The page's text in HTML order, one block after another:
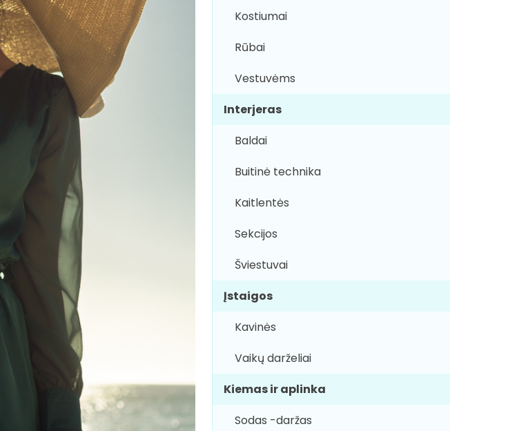
Kostiumai
Rūbai
Vestuvėms
Interjeras
Baldai
Buitinė technika
Kaitlentės
Sekcijos
Šviestuvai
Įstaigos
Kavinės
Vaikų darželiai
Kiemas ir aplinka
Sodas -daržas